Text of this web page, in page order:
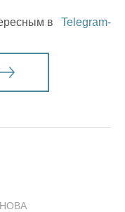
в
Telegram-